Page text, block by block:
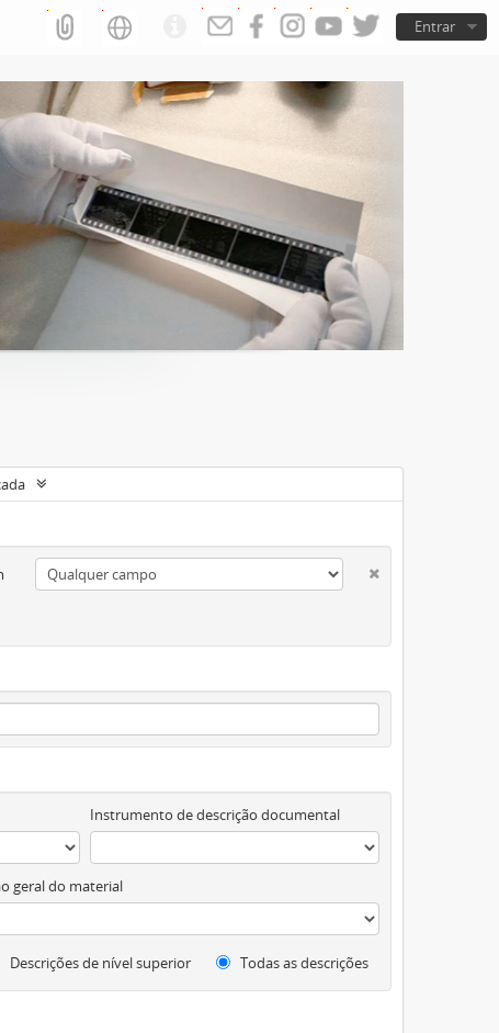
Entrar
Instrumento de descrição documental
geral do material
Descrições de nível superior Todas as descrições